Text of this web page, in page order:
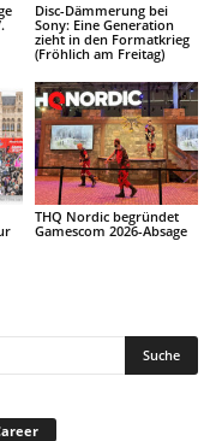
Disc-Dämmerung bei
Sony: Eine Generation
zieht in den Formatkrieg
(Fröhlich am Freitag)
THQ Nordic begründet
Gamescom 2026-Absage